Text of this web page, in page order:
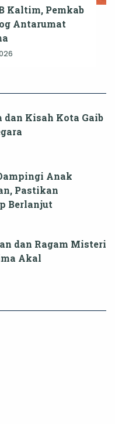
Kaltim, Pemkab
Antarumat
dan Kisah Kota Gaib
Anak
Pastikan
Berlanjut
dan Ragam Misteri
Akal